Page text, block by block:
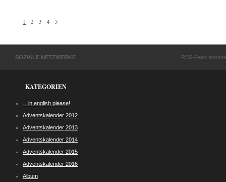
1 2 3 4 5
SOZIALE NETZWERKE RSS-Feed
KATEGORIEN
…in english please!
Adventskalender 2012
Adventskalender 2013
Adventskalender 2014
Adventskalender 2015
Adventskalender 2016
Album